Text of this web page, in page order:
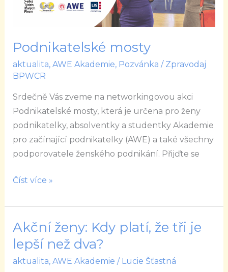
Podnikatelské mosty
aktualita, AWE Akademie, Pozvánka / Zpravodaj
BPWCR
Srdečně Vás zveme na networkingovou akci
Podnikatelské mosty, která je určena pro ženy
podnikatelky, absolventky a studentky Akademie
pro začínající podnikatelky (AWE) a také všechny
podporovatele ženského podnikání. Přijďte se
Číst více »
Akční ženy: Kdy platí, že tři je
lepší než dva?
aktualita, AWE Akademie / Lucie Šťastná
Akční
ženy:
Kdy